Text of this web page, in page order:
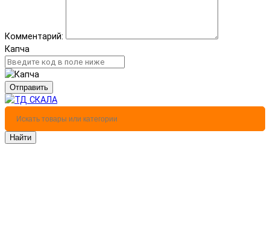
Комментарий:
Капча
Отправить
Найти